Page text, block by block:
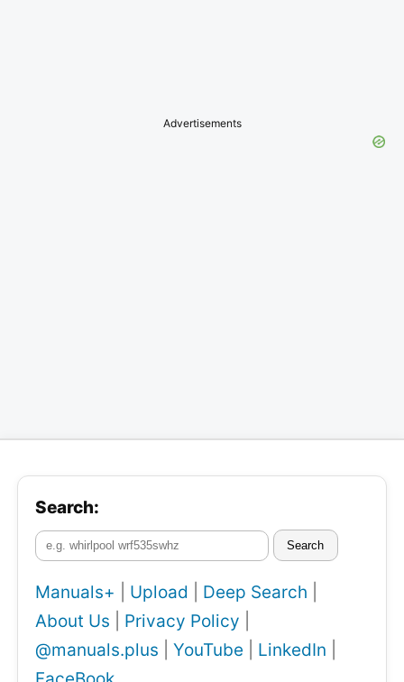
Advertisements
Search:
Search
Manuals+ Upload Deep Search
About Us
Privacy Policy
@manuals.plus
YouTube LinkedIn